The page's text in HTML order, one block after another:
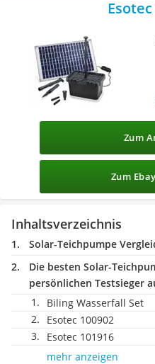
Zum
Zum
Inhaltsverzeichnis
Solar-Teichpumpe
Die besten Solar-
persönlichen Testsieger
Biling Wasserfall Set
Esotec 100902
Esotec 101916
mehr anzeigen